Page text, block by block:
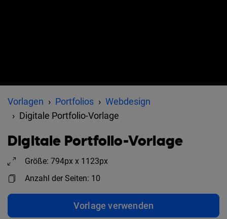
Vorlagen Portfolios
Webdesign
Digitale Portfolio-Vorlage
Digitale Portfolio-Vorlage
Größe: 794px x 1123px
Anzahl der Seiten: 10
Vorlage verwenden